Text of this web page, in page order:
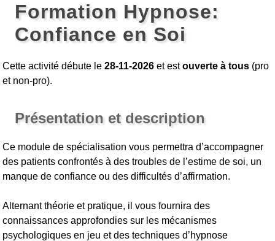
Formation Hypnose:
Confiance en Soi
Cette activité débute le28-11-2026 et estouverte à tous (pro
et non-pro).
Présentation et description
Ce module de spécialisation vous permettra d’accompagner
des patients confrontés à des troubles de l’estime de soi, un
manque de confiance ou des difficultés d’affirmation.
Alternant théorie et pratique, il vous fournira des
connaissances approfondies sur les mécanismes
psychologiques en jeu et des techniques d’hypnose